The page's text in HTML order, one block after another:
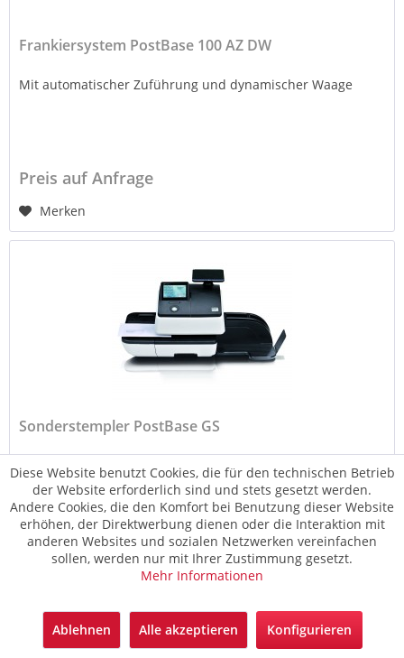
Frankiersystem PostBase 100 AZ DW
Mit automatischer Zuführung und dynamischer Waage
Preis auf Anfrage
Merken
Sonderstempler PostBase GS
Für den Einsatz als Gebühren- oder Gerichtskassenstempler
Preis auf Anfrage
Diese Website benutzt Cookies, die für den technischen Betrieb
der Website erforderlich sind und stets gesetzt werden.
Andere Cookies, die den Komfort bei Benutzung dieser Website
erhöhen, der Direktwerbung dienen oder die Interaktion mit
anderen Websites und sozialen Netzwerken vereinfachen
sollen, werden nur mit Ihrer Zustimmung gesetzt.
Mehr Informationen
Ablehnen Alle akzeptieren Konfigurieren